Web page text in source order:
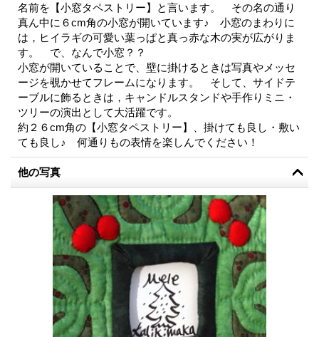
名前を【小窓タペストリー】と言います。 その名の通り
真ん中に６cm角の小窓が開いています♪ 小窓のまわりに
は，ヒイラギの可愛い葉っぱと真っ赤な木の実が広がりま
す。 で、なんで小窓？？
小窓が開いていることで、壁に掛けるときは写真やメッセ
ージを覗かせてフレームになります。 そして、サイドテ
ーブルに飾るときは，キャンドルスタンドや手作りミニ・
ツリーの演出として大活躍です。
約２６cm角の【小窓タペストリー】、掛けても良し・敷い
ても良し♪ 何通りもの表情を楽しんでください！
他の写真